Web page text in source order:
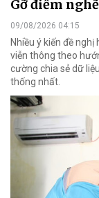
Gỡ điểm
09/08/2026 04:15
Nhiều ý kiến đề
viễn thông theo
cường chia sẻ dữ
thống nhất.